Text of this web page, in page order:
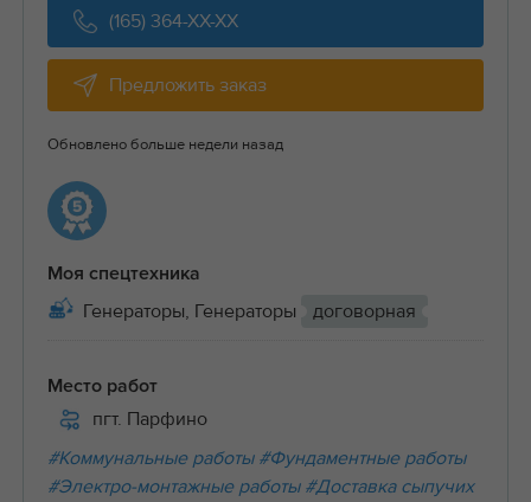
(165) 364-XX-XX
Предложить заказ
Обновлено больше недели назад
Моя спецтехника
Генераторы, Генераторы договорная
Место работ
пгт. Парфино
#Коммунальные работы #Фундаментные работы
#Электро-монтажные работы #Доставка сыпучих